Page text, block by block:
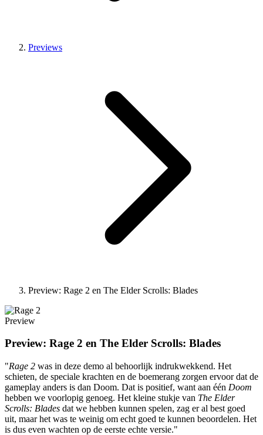
Previews
Preview: Rage 2 en The Elder Scrolls: Blades
Preview
Preview: Rage 2 en The Elder Scrolls: Blades
"Rage 2 was in deze demo al behoorlijk indrukwekkend. Het
schieten, de speciale krachten en de boemerang zorgen ervoor dat de
gameplay anders is dan Doom. Dat is positief, want aan één Doom
hebben we voorlopig genoeg. Het kleine stukje van The Elder
Scrolls: Blades dat we hebben kunnen spelen, zag er al best goed
uit, maar het was te weinig om echt goed te kunnen beoordelen. Het
is dus even wachten op de eerste echte versie."